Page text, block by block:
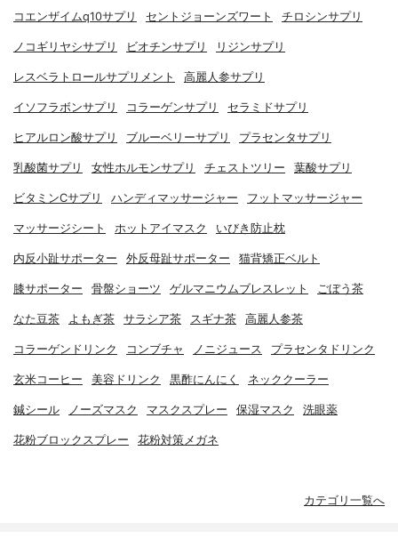
コエンザイムq10サプリ セントジョーンズワート チロシンサプリ
ノコギリヤシサプリ ビオチンサプリ リジンサプリ
レスベラトロールサプリメント 高麗人参サプリ
イソフラボンサプリ コラーゲンサプリ セラミドサプリ
ヒアルロン酸サプリ ブルーベリーサプリ プラセンタサプリ
乳酸菌サプリ 女性ホルモンサプリ チェストツリー 葉酸サプリ
ビタミンCサプリ ハンディマッサージャー フットマッサージャー
マッサージシート ホットアイマスク いびき防止枕
内反小趾サポーター 外反母趾サポーター 猫背矯正ベルト
膝サポーター 骨盤ショーツ ゲルマニウムブレスレット ごぼう茶
なた豆茶 よもぎ茶 サラシア茶 スギナ茶 高麗人参茶
コラーゲンドリンク コンブチャ ノニジュース プラセンタドリンク
玄米コーヒー 美容ドリンク 黒酢にんにく ネッククーラー
鍼シール ノーズマスク マスクスプレー 保湿マスク 洗眼薬
花粉ブロックスプレー 花粉対策メガネ
カテゴリ一覧へ